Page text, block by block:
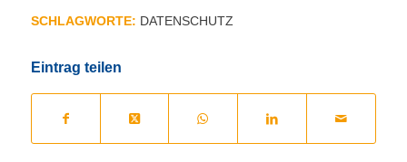
SCHLAGWORTE: DATENSCHUTZ
Eintrag teilen